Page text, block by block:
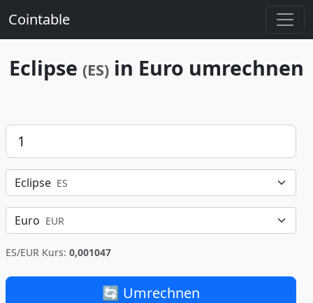
Cointable
Eclipse (ES) in Euro umrechnen
Betrag
Eclipse ES
Euro EUR
ES/EUR Kurs: 0,001047
🔄 Umrechnen